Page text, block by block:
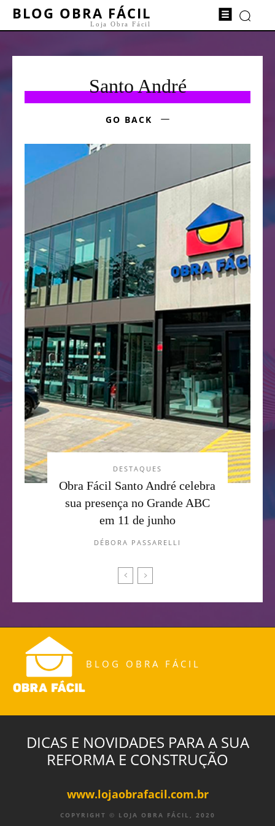
BLOG OBRA FÁCIL
Loja Obra Fácil
Santo André
GO BACK
DESTAQUES
Obra Fácil Santo André celebra
sua presença no Grande ABC
em 11 de junho
DÉBORA PASSARELLI
BLOG OBRA FÁCIL
DICAS E NOVIDADES PARA A SUA
REFORMA E CONSTRUÇÃO
www.lojaobrafacil.com.br
COPYRIGHT © LOJA OBRA FÁCIL, 2020